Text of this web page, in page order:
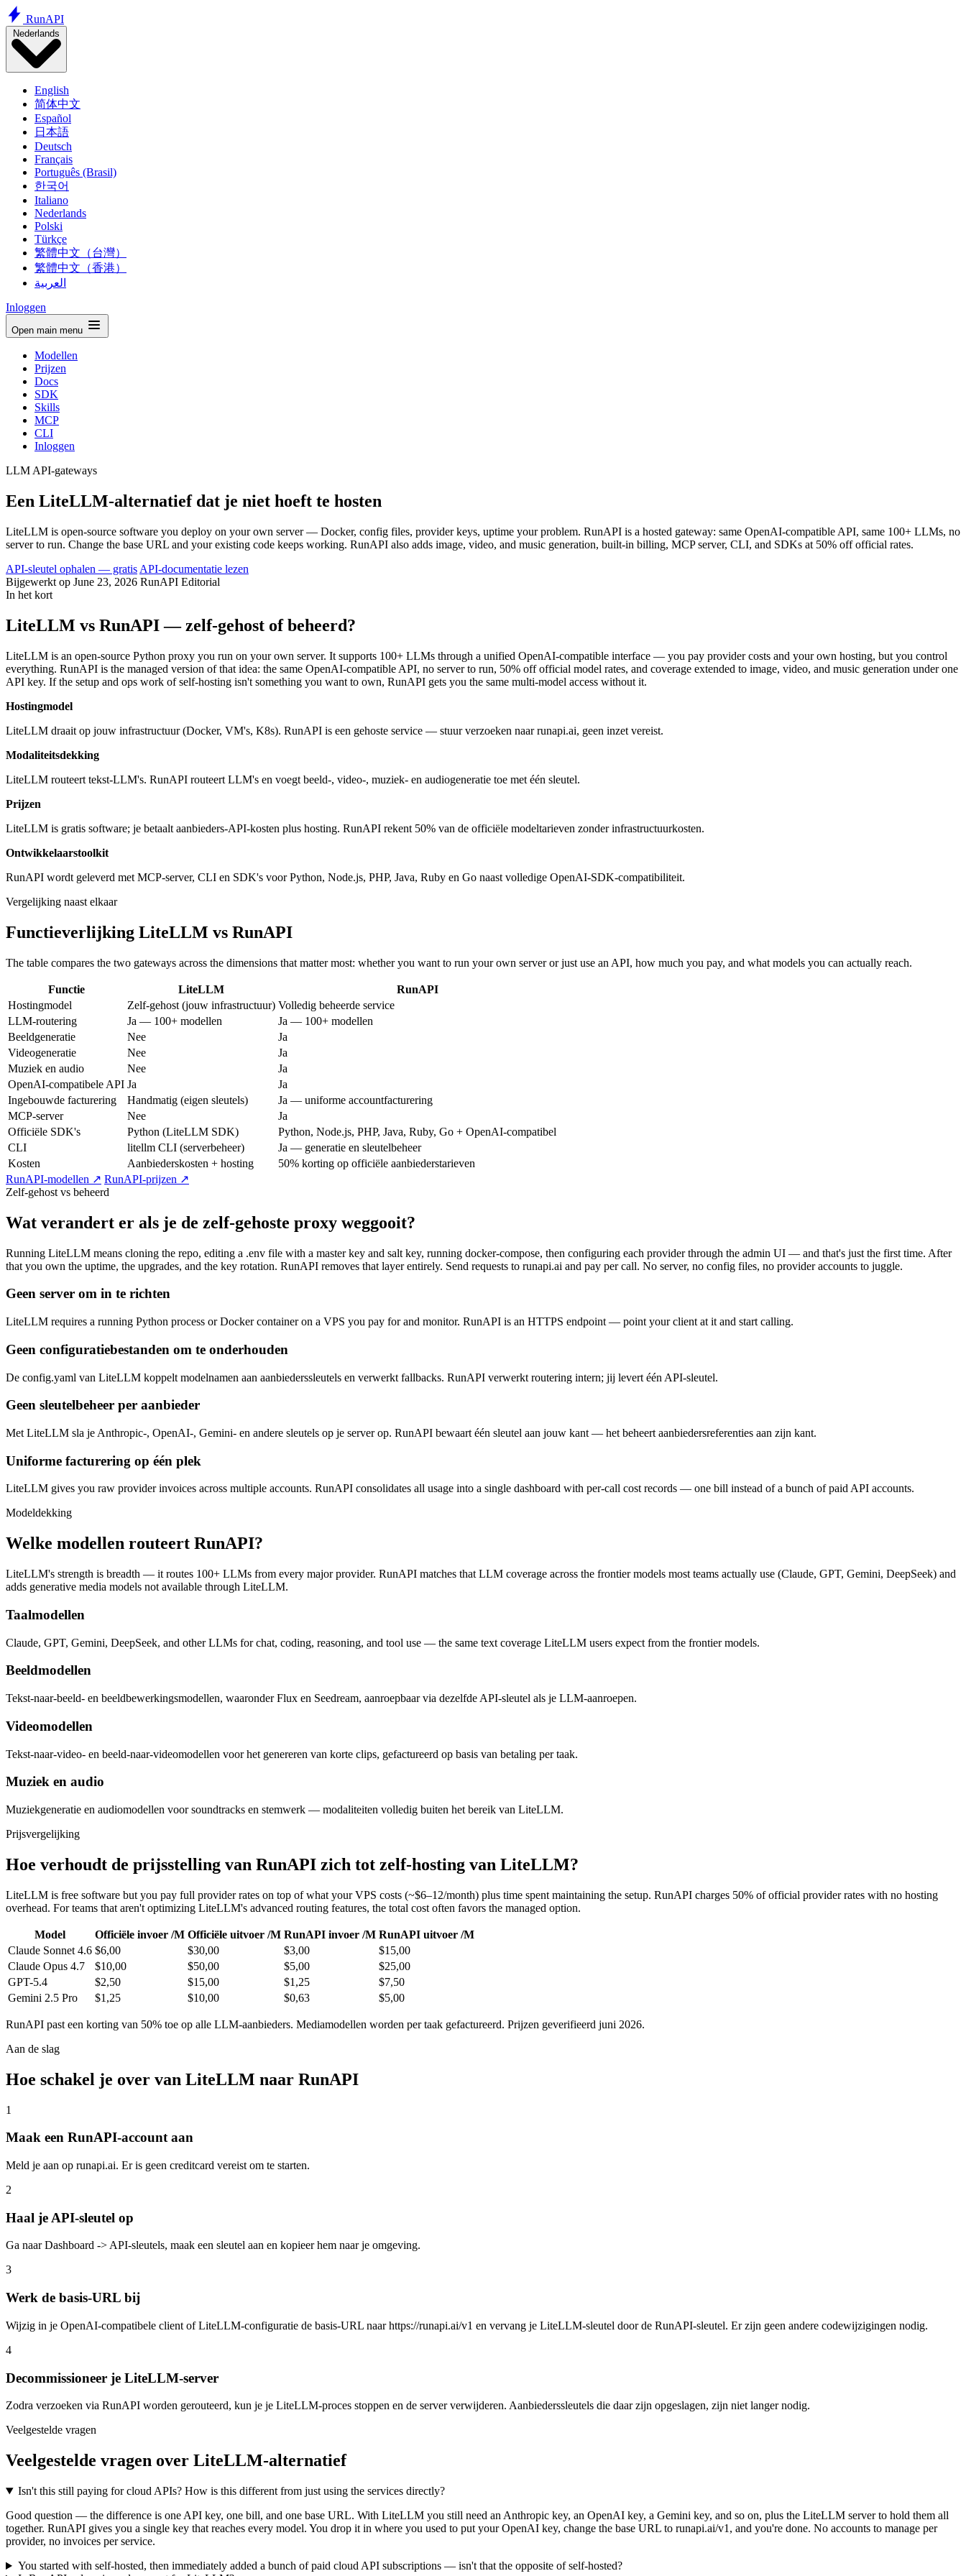
RunAPI
Nederlands
English
简体中文
Español
日本語
Deutsch
Français
Português (Brasil)
한국어
Italiano
Nederlands
Polski
Türkçe
繁體中文（台灣）
繁體中文（香港）
العربية
Inloggen
Open main menu
Modellen
Prijzen
Docs
SDK
Skills
MCP
CLI
Inloggen
LLM API-gateways
Een LiteLLM-alternatief dat je niet hoeft te hosten
LiteLLM is open-source software you deploy on your own server — Docker, config files, provider keys, uptime your problem. RunAPI is a hosted gateway: same OpenAI-compatible API, same 100+ LLMs, no
server to run. Change the base URL and your existing code keeps working. RunAPI also adds image, video, and music generation, built-in billing, MCP server, CLI, and SDKs at 50% off official rates.
API-sleutel ophalen — gratis API-documentatie lezen
Bijgewerkt op June 23, 2026 RunAPI Editorial
In het kort
LiteLLM vs RunAPI — zelf-gehost of beheerd?
LiteLLM is an open-source Python proxy you run on your own server. It supports 100+ LLMs through a unified OpenAI-compatible interface — you pay provider costs and your own hosting, but you control
everything. RunAPI is the managed version of that idea: the same OpenAI-compatible API, no server to run, 50% off official model rates, and coverage extended to image, video, and music generation under one
API key. If the setup and ops work of self-hosting isn't something you want to own, RunAPI gets you the same multi-model access without it.
Hostingmodel
LiteLLM draait op jouw infrastructuur (Docker, VM's, K8s). RunAPI is een gehoste service — stuur verzoeken naar runapi.ai, geen inzet vereist.
Modaliteitsdekking
LiteLLM routeert tekst-LLM's. RunAPI routeert LLM's en voegt beeld-, video-, muziek- en audiogeneratie toe met één sleutel.
Prijzen
LiteLLM is gratis software; je betaalt aanbieders-API-kosten plus hosting. RunAPI rekent 50% van de officiële modeltarieven zonder infrastructuurkosten.
Ontwikkelaarstoolkit
RunAPI wordt geleverd met MCP-server, CLI en SDK's voor Python, Node.js, PHP, Java, Ruby en Go naast volledige OpenAI-SDK-compatibiliteit.
Vergelijking naast elkaar
Functieverlijking LiteLLM vs RunAPI
The table compares the two gateways across the dimensions that matter most: whether you want to run your own server or just use an API, how much you pay, and what models you can actually reach.
Functie LiteLLM
RunAPI
Hostingmodel
Zelf-gehost (jouw infrastructuur) Volledig beheerde service
LLM-routering
Ja — 100+ modellen
Ja — 100+ modellen
Beeldgeneratie
Nee
Ja
Videogeneratie
Nee
Ja
Muziek en audio
Nee
Ja
OpenAI-compatibele API Ja
Ja
Ingebouwde facturering
Handmatig (eigen sleutels)
Ja — uniforme accountfacturering
MCP-server
Nee
Ja
Officiële SDK's
Python (LiteLLM SDK)
Python, Node.js, PHP, Java, Ruby, Go + OpenAI-compatibel
CLI
litellm CLI (serverbeheer)
Ja — generatie en sleutelbeheer
Kosten
Aanbiederskosten + hosting
50% korting op officiële aanbiederstarieven
RunAPI-modellen ↗ RunAPI-prijzen ↗
Zelf-gehost vs beheerd
Wat verandert er als je de zelf-gehoste proxy weggooit?
Running LiteLLM means cloning the repo, editing a .env file with a master key and salt key, running docker-compose, then configuring each provider through the admin UI — and that's just the first time. After
that you own the uptime, the upgrades, and the key rotation. RunAPI removes that layer entirely. Send requests to runapi.ai and pay per call. No server, no config files, no provider accounts to juggle.
Geen server om in te richten
LiteLLM requires a running Python process or Docker container on a VPS you pay for and monitor. RunAPI is an HTTPS endpoint — point your client at it and start calling.
Geen configuratiebestanden om te onderhouden
De config.yaml van LiteLLM koppelt modelnamen aan aanbiederssleutels en verwerkt fallbacks. RunAPI verwerkt routering intern; jij levert één API-sleutel.
Geen sleutelbeheer per aanbieder
Met LiteLLM sla je Anthropic-, OpenAI-, Gemini- en andere sleutels op je server op. RunAPI bewaart één sleutel aan jouw kant — het beheert aanbiedersreferenties aan zijn kant.
Uniforme facturering op één plek
LiteLLM gives you raw provider invoices across multiple accounts. RunAPI consolidates all usage into a single dashboard with per-call cost records — one bill instead of a bunch of paid API accounts.
Modeldekking
Welke modellen routeert RunAPI?
LiteLLM's strength is breadth — it routes 100+ LLMs from every major provider. RunAPI matches that LLM coverage across the frontier models most teams actually use (Claude, GPT, Gemini, DeepSeek) and
adds generative media models not available through LiteLLM.
Taalmodellen
Claude, GPT, Gemini, DeepSeek, and other LLMs for chat, coding, reasoning, and tool use — the same text coverage LiteLLM users expect from the frontier models.
Beeldmodellen
Tekst-naar-beeld- en beeldbewerkingsmodellen, waaronder Flux en Seedream, aanroepbaar via dezelfde API-sleutel als je LLM-aanroepen.
Videomodellen
Tekst-naar-video- en beeld-naar-videomodellen voor het genereren van korte clips, gefactureerd op basis van betaling per taak.
Muziek en audio
Muziekgeneratie en audiomodellen voor soundtracks en stemwerk — modaliteiten volledig buiten het bereik van LiteLLM.
Prijsvergelijking
Hoe verhoudt de prijsstelling van RunAPI zich tot zelf-hosting van LiteLLM?
LiteLLM is free software but you pay full provider rates on top of what your VPS costs (~$6–12/month) plus time spent maintaining the setup. RunAPI charges 50% of official provider rates with no hosting
overhead. For teams that aren't optimizing LiteLLM's advanced routing features, the total cost often favors the managed option.
Model Officiële invoer /M Officiële uitvoer /M RunAPI invoer /M RunAPI uitvoer /M
Claude Sonnet 4.6 $6,00 $30,00 $3,00
$15,00
Claude Opus 4.7
$10,00 $50,00 $5,00
$25,00
GPT-5.4
$2,50 $15,00 $1,25
$7,50
Gemini 2.5 Pro
$1,25 $10,00 $0,63 $5,00
RunAPI past een korting van 50% toe op alle LLM-aanbieders. Mediamodellen worden per taak gefactureerd. Prijzen geverifieerd juni 2026.
Aan de slag
Hoe schakel je over van LiteLLM naar RunAPI
1
Maak een RunAPI-account aan
Meld je aan op runapi.ai. Er is geen creditcard vereist om te starten.
2
Haal je API-sleutel op
Ga naar Dashboard -> API-sleutels, maak een sleutel aan en kopieer hem naar je omgeving.
3
Werk de basis-URL bij
Wijzig in je OpenAI-compatibele client of LiteLLM-configuratie de basis-URL naar https://runapi.ai/v1 en vervang je LiteLLM-sleutel door de RunAPI-sleutel. Er zijn geen andere codewijzigingen nodig.
4
Decommissioneer je LiteLLM-server
Zodra verzoeken via RunAPI worden gerouteerd, kun je je LiteLLM-proces stoppen en de server verwijderen. Aanbiederssleutels die daar zijn opgeslagen, zijn niet langer nodig.
Veelgestelde vragen
Veelgestelde vragen over LiteLLM-alternatief
Isn't this still paying for cloud APIs? How is this different from just using the services directly?
Good question — the difference is one API key, one bill, and one base URL. With LiteLLM you still need an Anthropic key, an OpenAI key, a Gemini key, and so on, plus the LiteLLM server to hold them all
together. RunAPI gives you a single key that reaches every model. You drop it in where you used to put your OpenAI key, change the base URL to runapi.ai/v1, and you're done. No accounts to manage per
provider, no invoices per service.
You started with self-hosted, then immediately added a bunch of paid cloud API subscriptions — isn't that the opposite of self-hosted?